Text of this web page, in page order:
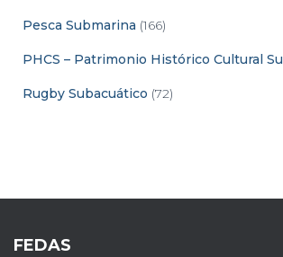
Pesca Submarina (166)
PHCS – Patrimonio Histórico Cultural
Rugby Subacuático (72)
FEDAS